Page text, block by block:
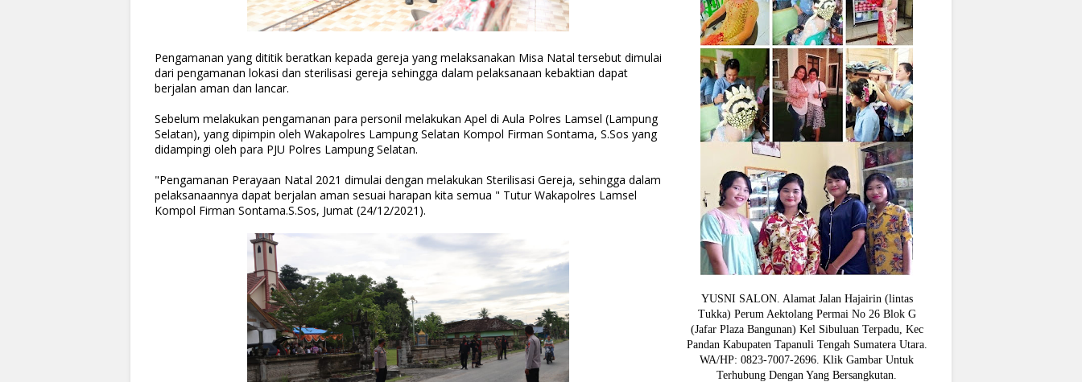
Pengamanan yang dititik beratkan kepada gereja yang melaksanakan Misa Natal tersebut dimulai
dari pengamanan lokasi dan sterilisasi gereja sehingga dalam pelaksanaan kebaktian dapat
berjalan aman dan lancar.
Sebelum melakukan pengamanan para personil melakukan Apel di Aula Polres Lamsel (Lampung
Selatan), yang dipimpin oleh Wakapolres Lampung Selatan Kompol Firman Sontama, S.Sos yang
didampingi oleh para PJU Polres Lampung Selatan.
"Pengamanan Perayaan Natal 2021 dimulai dengan melakukan Sterilisasi Gereja, sehingga dalam
pelaksanaannya dapat berjalan aman sesuai harapan kita semua " Tutur Wakapolres Lamsel
Kompol Firman Sontama.S.Sos, Jumat (24/12/2021).
YUSNI SALON. Alamat Jalan Hajairin (lintas
Tukka) Perum Aektolang Permai No 26 Blok G
(Jafar Plaza Bangunan) Kel Sibuluan Terpadu, Kec
Pandan Kabupaten Tapanuli Tengah Sumatera Utara.
WA/HP: 0823-7007-2696. Klik Gambar Untuk
Terhubung Dengan Yang Bersangkutan.